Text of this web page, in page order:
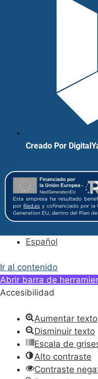
Creado Por
Español
Ir al contenido
Abrir barra de
Accesibilidad
Aumentar texto
Disminuir texto
Escala de
Alto contraste
Contraste